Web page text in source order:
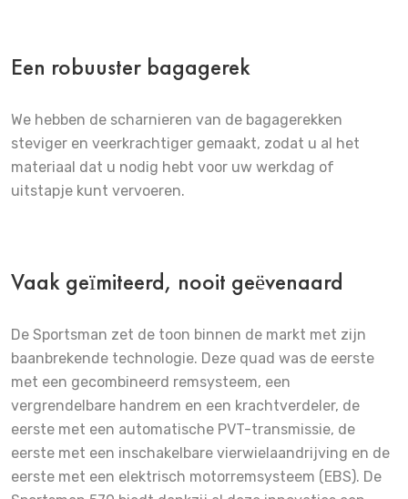
Een robuuster bagagerek
We hebben de scharnieren van de bagagerekken
steviger en veerkrachtiger gemaakt, zodat u al het
materiaal dat u nodig hebt voor uw werkdag of
uitstapje kunt vervoeren.
Vaak geïmiteerd, nooit geëvenaard
De Sportsman zet de toon binnen de markt met zijn
baanbrekende technologie. Deze quad was de eerste
met een gecombineerd remsysteem, een
vergrendelbare handrem en een krachtverdeler, de
eerste met een automatische PVT-transmissie, de
eerste met een inschakelbare vierwielaandrijving en de
eerste met een elektrisch motorremsysteem (EBS). De